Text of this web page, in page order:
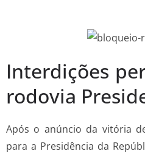
Interdições
rodovia
Após o anúncio da vitória
para a Presidência da